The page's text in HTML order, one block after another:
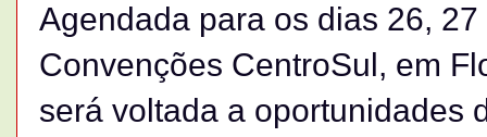
Agendada para os dias 26,
Convenções CentroSul, em
será voltada a oportunidades